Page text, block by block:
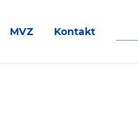
MVZ Kontakt